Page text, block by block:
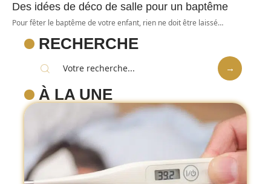
Des idées de déco de salle pour un baptême
Pour fêter le baptême de votre enfant, rien ne doit être laissé…
RECHERCHE
À LA UNE